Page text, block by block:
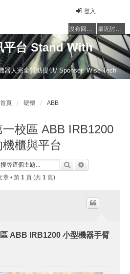
登入
沒有回覆的主題 最近討論的主題
平台 Stand With
器人完全贊助提供/ Sponser: Wise-Tech
頁 硬體 ABB
校區 ABB IRB1200
櫃與平台
搜尋
章 • 第 1頁 (共 1頁)
ABB IRB1200 小型機器手臂